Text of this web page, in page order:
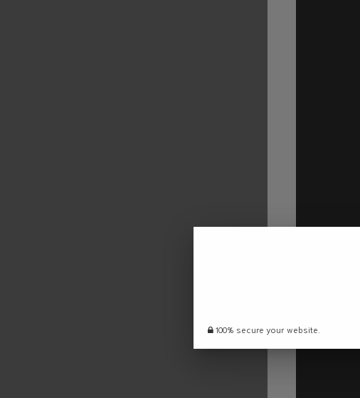
100% secure your website.